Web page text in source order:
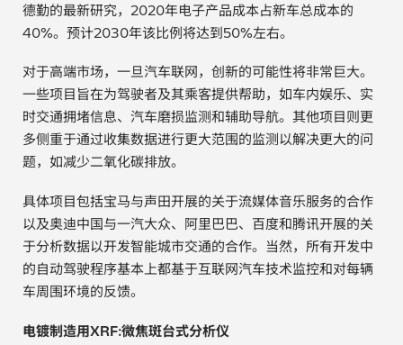
金属生产 / 铸造厂
采矿与勘探
石化产品与燃料
材料可靠性鉴定
贵金属 / 珠宝饰品
QA/QC (质量保证 / 质量控制)
合规性筛选 (RoHS/wee/ELV)
废金属回收
德勤的最新研究，2020年电子产品成本占新车总成本的
40%。预计2030年该比例将达到50%左右。
对于高端市场，一旦汽车联网，创新的可能性将非常巨大。
一些项目旨在为驾驶者及其乘客提供帮助，如车内娱乐、实
时交通拥堵信息、汽车磨损监测和辅助导航。其他项目则更
多侧重于通过收集数据进行更大范围的监测以解决更大的问
题，如减少二氧化碳排放。
具体项目包括宝马与声田开展的关于流媒体音乐服务的合作
以及奥迪中国与一汽大众、阿里巴巴、百度和腾讯开展的关
于分析数据以开发智能城市交通的合作。当然，所有开发中
的自动驾驶程序基本上都基于互联网汽车技术监控和对每辆
车周围环境的反馈。
电镀制造用XRF:微焦斑台式分析仪